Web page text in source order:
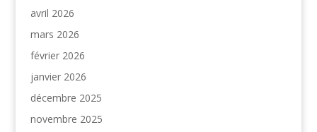
avril 2026
mars 2026
février 2026
janvier 2026
décembre 2025
novembre 2025